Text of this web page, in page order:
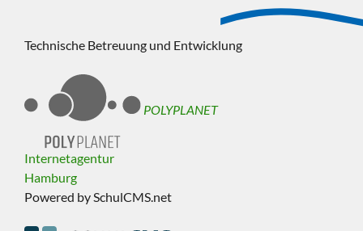
Technische Betreuung und Entwicklung
POLYPLANET
Internetagentur
Hamburg
Powered by SchulCMS.net